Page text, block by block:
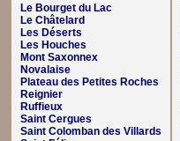
Le Bourget du Lac
Le Châtelard
Les Déserts
Les Houches
Mont Saxonnex
Novalaise
Plateau des Petites Roches
Reignier
Ruffieux
Saint Cergues
Saint Colomban des Villards